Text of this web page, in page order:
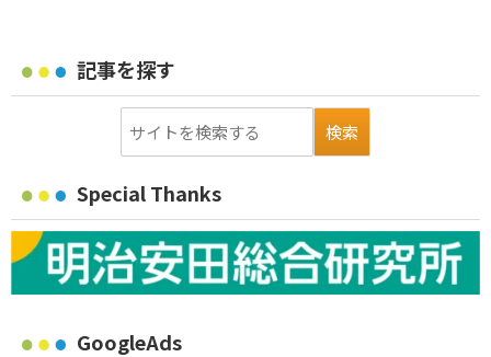
記事を探す
Special Thanks
GoogleAds